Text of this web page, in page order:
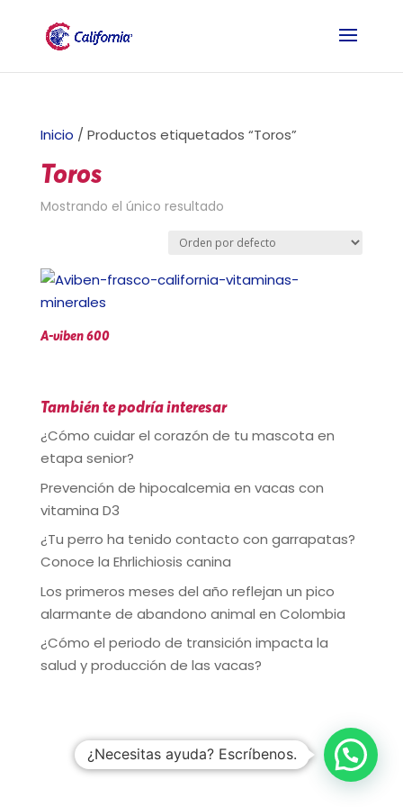
Inicio / Productos etiquetados “Toros”
Toros
Mostrando el único resultado
A-viben 600
También te podría interesar
¿Cómo cuidar el corazón de tu mascota en
etapa senior?
Prevención de hipocalcemia en vacas con
vitamina D3
¿Tu perro ha tenido contacto con garrapatas?
Conoce la Ehrlichiosis canina
Los primeros meses del año reflejan un pico
alarmante de abandono animal en Colombia
¿Cómo el periodo de transición impacta la
salud y producción de las vacas?
¿Necesitas ayuda? Escríbenos.